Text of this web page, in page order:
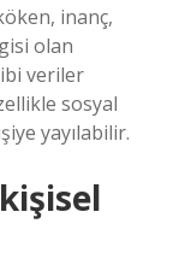
inanç,
olan
veriler
sosyal
yayılabilir.